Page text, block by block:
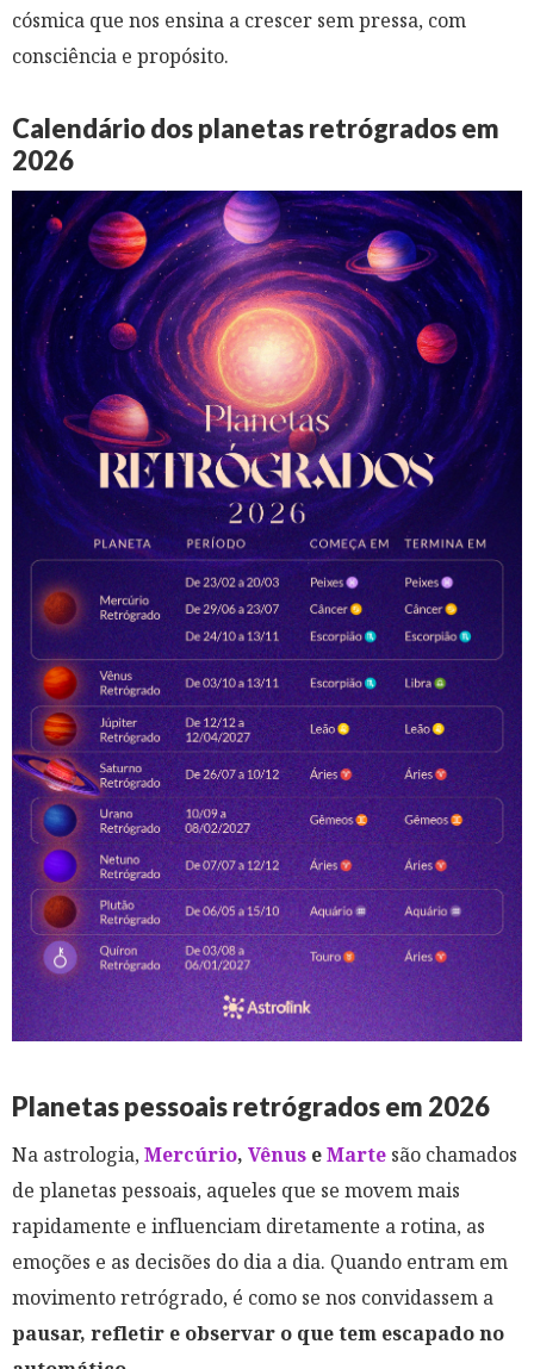
cósmica que nos ensina a crescer sem pressa, com
consciência e propósito.
Calendário dos planetas retrógrados em
2026
Planetas pessoais retrógrados em 2026
Na astrologia,Mercúrio, Vênus eMarte são chamados
de planetas pessoais, aqueles que se movem mais
rapidamente e influenciam diretamente a rotina, as
emoções e as decisões do dia a dia. Quando entram em
movimento retrógrado, é como se nos convidassem a
pausar, refletir e observar o que tem escapado no